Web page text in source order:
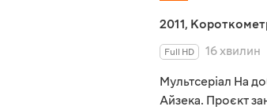
2011,
Full HD
16 хвилин
Мультсеріал На
Айзека. Проєкт